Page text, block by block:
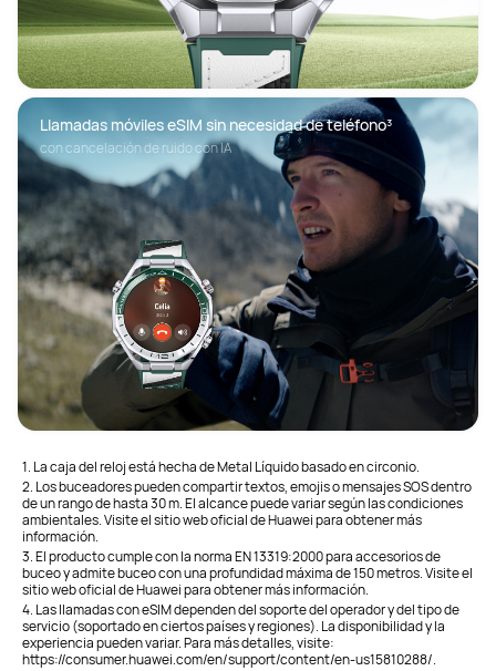
Llamadas móviles eSIM sin necesidad de teléfono³
con cancelación de ruido con IA
1. La caja del reloj está hecha de Metal Líquido basado en circonio.
2. Los buceadores pueden compartir textos, emojis o mensajes SOS dentro
de un rango de hasta 30 m. El alcance puede variar según las condiciones
ambientales. Visite el sitio web oficial de Huawei para obtener más
información.
3. El producto cumple con la norma EN 13319:2000 para accesorios de
buceo y admite buceo con una profundidad máxima de 150 metros. Visite el
sitio web oficial de Huawei para obtener más información.
4. Las llamadas con eSIM dependen del soporte del operador y del tipo de
servicio (soportado en ciertos países y regiones). La disponibilidad y la
experiencia pueden variar. Para más detalles, visite:
https://consumer.huawei.com/en/support/content/en-us15810288/.